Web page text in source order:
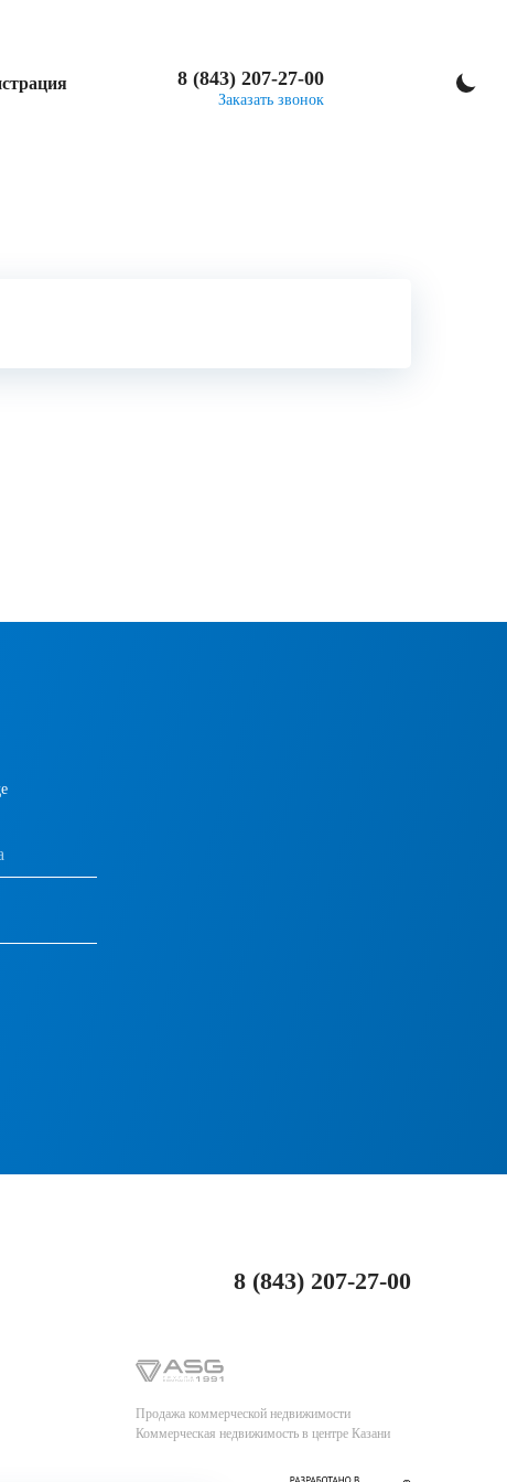
8 (843) 207-27-00
Заказать звонок
8 (843) 207-27-00
Продажа коммерческой недвижимости
Коммерческая недвижимость в центре Казани